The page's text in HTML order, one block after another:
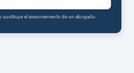
sustituye el asesoramiento de un abogado.